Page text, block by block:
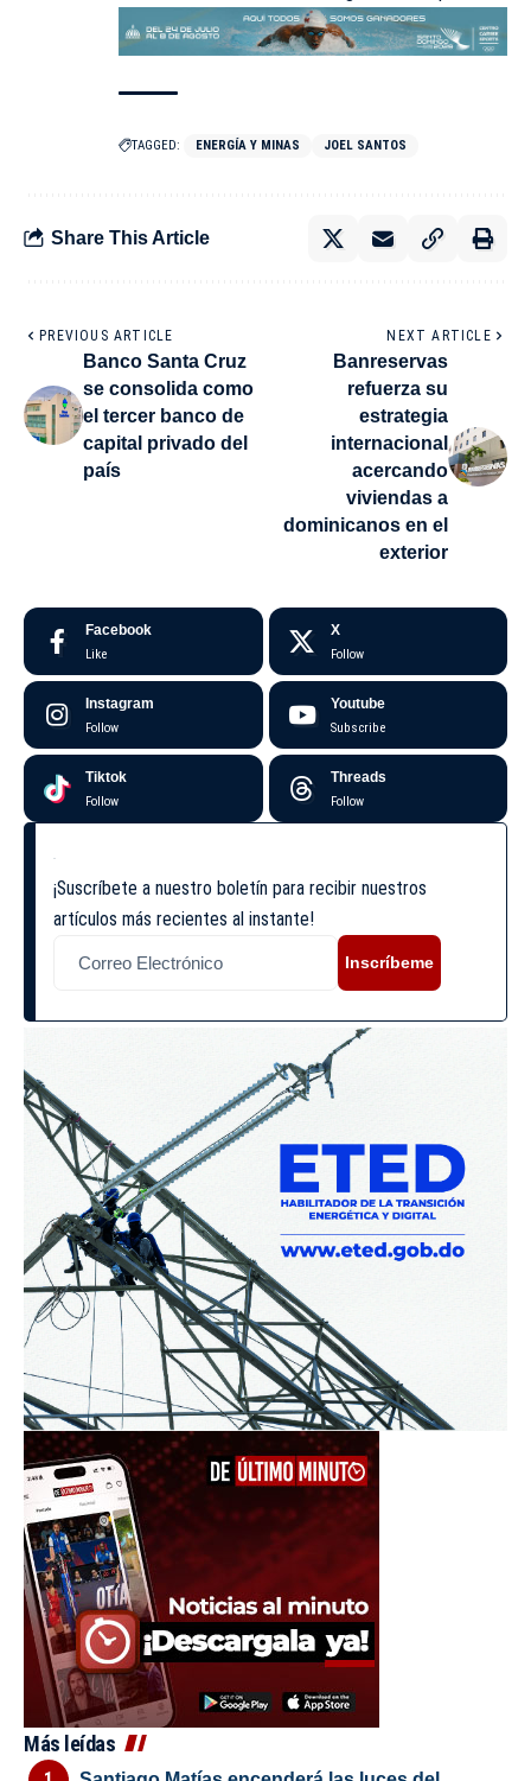
TAGGED: ENERGÍA Y MINAS JOEL SANTOS
Share This Article
PREVIOUS ARTICLE
Banco Santa Cruz
se consolida como
el tercer banco de
capital privado del
país
NEXT ARTICLE
Banreservas
refuerza su
estrategia
internacional
acercando
viviendas a
dominicanos en el
exterior
Facebook
Like
X
Follow
Instagram
Follow
Youtube
Subscribe
Tiktok
Follow
Threads
Follow
¡Suscríbete a nuestro boletín para recibir nuestros
artículos más recientes al instante!
Inscríbeme
Más leídas